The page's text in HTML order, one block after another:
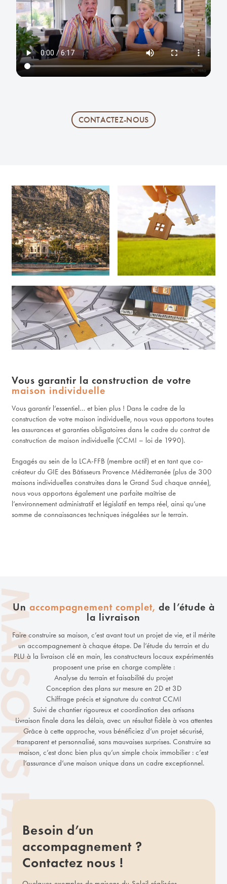
CONTACTEZ-NOUS
Vous garantir la construction de votre
maison individuelle
Vous garantir l’essentiel… et bien plus ! Dans le cadre de la
construction de votre maison individuelle, nous vous apportons toutes
les assurances et garanties obligatoires dans le cadre du contrat de
construction de maison individuelle (CCMI – loi de 1990).
Engagés au sein de la LCA-FFB (membre actif) et en tant que co-
créateur du GIE des Bâtisseurs Provence Méditerranée (plus de 300
maisons individuelles construites dans le Grand Sud chaque année),
nous vous apportons également une parfaite maîtrise de
l’environnement administratif et législatif en temps réel, ainsi qu’une
somme de connaissances techniques inégalées sur le terrain.
Un accompagnement complet, de l’étude à
la livraison
Faire construire sa maison, c’est avant tout un projet de vie, et il mérite
un accompagnement à chaque étape. De l’étude du terrain et du
PLU à la livraison clé en main, les constructeurs locaux expérimentés
proposent une prise en charge complète :
Analyse du terrain et faisabilité du projet
Conception des plans sur mesure en 2D et 3D
Chiffrage précis et signature du contrat CCMI
Suivi de chantier rigoureux et coordination des artisans
Livraison finale dans les délais, avec un résultat fidèle à vos attentes
Grâce à cette approche, vous bénéficiez d’un projet sécurisé,
transparent et personnalisé, sans mauvaises surprises. Construire sa
maison, c’est donc bien plus qu’un simple choix immobilier : c’est
l’assurance d’une maison unique dans un cadre exceptionnel.
Besoin d’un
accompagnement ?
Contactez nous !